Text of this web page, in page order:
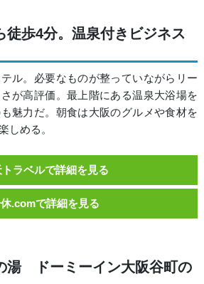
徒歩4分。温泉付きビジネス
ル。必要なものが整っていながらリー
が高評価。最上階にある温泉大浴場を
魅力だ。朝食は大阪のグルメや食材を
しめる。
ラベルで詳細を見る
.comで詳細を見る
ドーミーイン大阪谷町の